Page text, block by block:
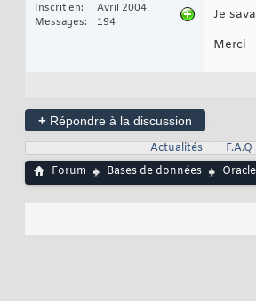
Inscrit en
Avril 2004
Messages
194
Je
Merci
+ Répondre à la discussion
Actualités
Forum
Bases de données Oracle